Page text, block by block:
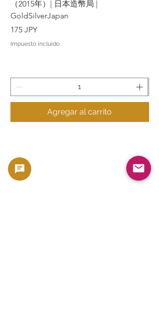
（2015年）| 日本造幣局 |
GoldSilverJapan
Precio
175 JPY
Impuesto incluido
Agregar al carrito